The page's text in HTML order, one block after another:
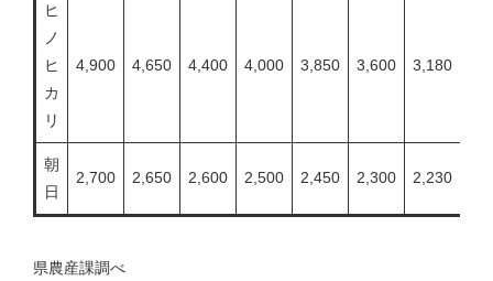
ヒ
ノ
ヒ
カ
リ
4,900 4,650 4,400 4,000 3,850 3,600 3,180
朝
日
2,700 2,650 2,600 2,500 2,450 2,300 2,230
県農産課調べ